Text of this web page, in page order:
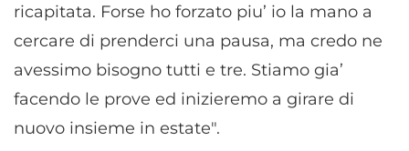
ricapitata. Forse ho forzato piu’ io la mano a
cercare di prenderci una pausa, ma credo ne
avessimo bisogno tutti e tre. Stiamo gia’
facendo le prove ed inizieremo a girare di
nuovo insieme in estate".